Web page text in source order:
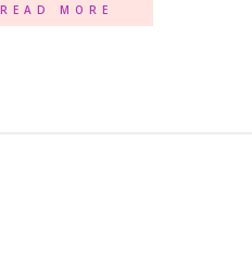
READ MORE